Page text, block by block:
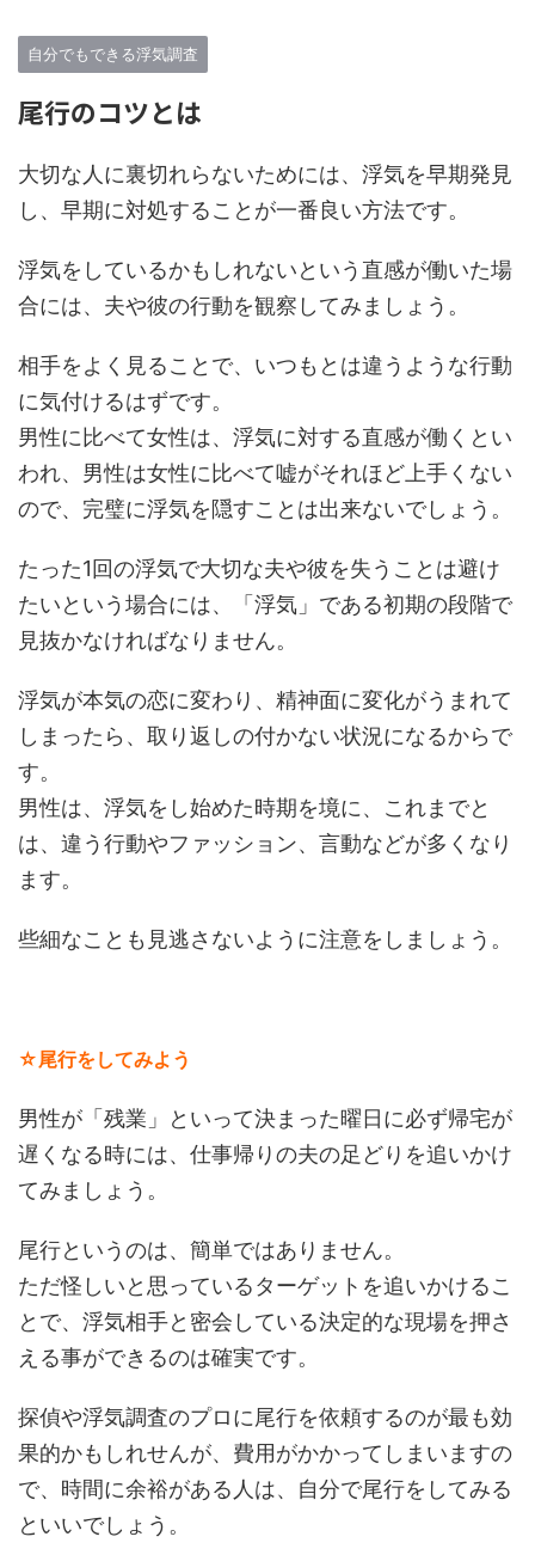
自分でもできる浮気調査
尾行のコツとは
大切な人に裏切れらないためには、浮気を早期発見
し、早期に対処することが一番良い方法です。
浮気をしているかもしれないという直感が働いた場
合には、夫や彼の行動を観察してみましょう。
相手をよく見ることで、いつもとは違うような行動
に気付けるはずです。
男性に比べて女性は、浮気に対する直感が働くとい
われ、男性は女性に比べて嘘がそれほど上手くない
ので、完璧に浮気を隠すことは出来ないでしょう。
たった1回の浮気で大切な夫や彼を失うことは避け
たいという場合には、「浮気」である初期の段階で
見抜かなければなりません。
浮気が本気の恋に変わり、精神面に変化がうまれて
しまったら、取り返しの付かない状況になるからで
す。
男性は、浮気をし始めた時期を境に、これまでと
は、違う行動やファッション、言動などが多くなり
ます。
些細なことも見逃さないように注意をしましょう。
☆尾行をしてみよう
男性が「残業」といって決まった曜日に必ず帰宅が
遅くなる時には、仕事帰りの夫の足どりを追いかけ
てみましょう。
尾行というのは、簡単ではありません。
ただ怪しいと思っているターゲットを追いかけるこ
とで、浮気相手と密会している決定的な現場を押さ
える事ができるのは確実です。
探偵や浮気調査のプロに尾行を依頼するのが最も効
果的かもしれせんが、費用がかかってしまいますの
で、時間に余裕がある人は、自分で尾行をしてみる
といいでしょう。